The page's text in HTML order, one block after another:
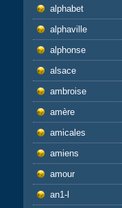
alphabet
alphaville
alphonse
alsace
ambroise
amère
amicales
amiens
amour
an1-l